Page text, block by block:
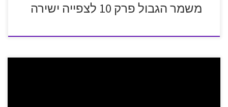
משמר הגבול פרק 10 לצפייה ישירה